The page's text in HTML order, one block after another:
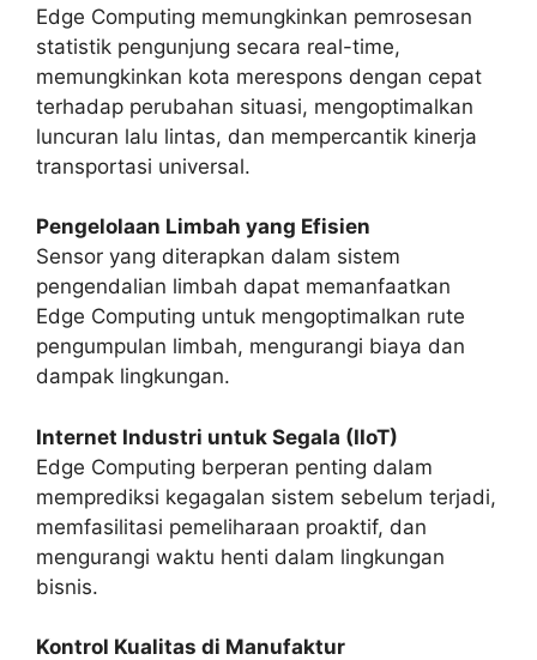
Edge Computing memungkinkan pemrosesan
statistik pengunjung secara real-time,
memungkinkan kota merespons dengan cepat
terhadap perubahan situasi, mengoptimalkan
luncuran lalu lintas, dan mempercantik kinerja
transportasi universal.
Pengelolaan Limbah yang Efisien
Sensor yang diterapkan dalam sistem
pengendalian limbah dapat memanfaatkan
Edge Computing untuk mengoptimalkan rute
pengumpulan limbah, mengurangi biaya dan
dampak lingkungan.
Internet Industri untuk Segala (IIoT)
Edge Computing berperan penting dalam
memprediksi kegagalan sistem sebelum terjadi,
memfasilitasi pemeliharaan proaktif, dan
mengurangi waktu henti dalam lingkungan
bisnis.
Kontrol Kualitas di Manufaktur